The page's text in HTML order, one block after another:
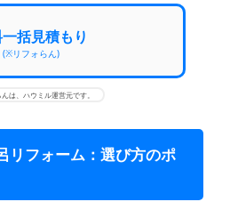
括見積もり
(※リフォらん)
は、ハウミル運営元です。
リフォーム：選び方のポ